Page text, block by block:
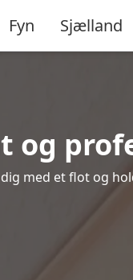
Fyn Sjælland
og
med et flot og